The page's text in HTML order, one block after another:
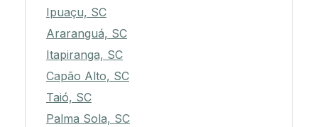
Ipuaçu, SC
Araranguá, SC
Itapiranga, SC
Capão Alto, SC
Taió, SC
Palma Sola, SC